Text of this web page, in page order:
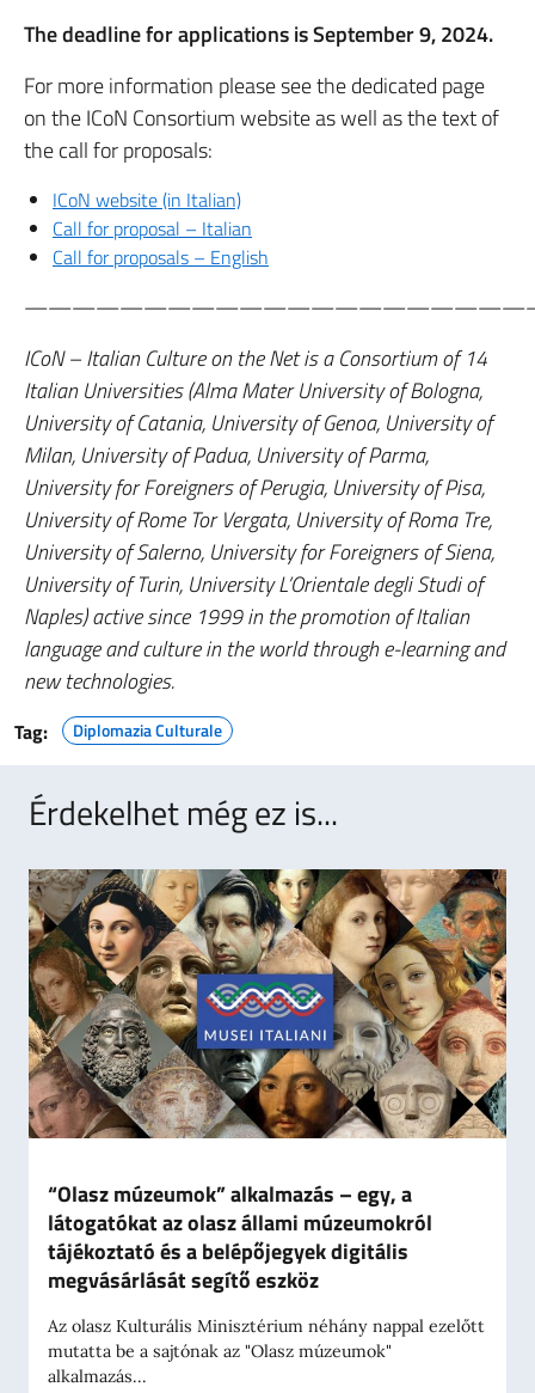
The deadline for applications is September 9, 2024.
For more information please see the dedicated page
on the ICoN Consortium website as well as the text of
the call for proposals:
ICoN website (in Italian)
Call for proposal – Italian
Call for proposals – English
ICoN – Italian Culture on the Net is a Consortium of 14
Italian Universities (Alma Mater University of Bologna,
University of Catania, University of Genoa, University of
Milan, University of Padua, University of Parma,
University for Foreigners of Perugia, University of Pisa,
University of Rome Tor Vergata, University of Roma Tre,
University of Salerno, University for Foreigners of Siena,
University of Turin, University L’Orientale degli Studi of
Naples) active since 1999 in the promotion of Italian
language and culture in the world through e-learning and
new technologies.
Tag: Diplomazia Culturale
Érdekelhet még ez is...
“Olasz múzeumok” alkalmazás – egy, a
látogatókat az olasz állami múzeumokról
tájékoztató és a belépőjegyek digitális
megvásárlását segítő eszköz
Az olasz Kulturális Minisztérium néhány nappal ezelőtt
mutatta be a sajtónak az "Olasz múzeumok"
alkalmazás...